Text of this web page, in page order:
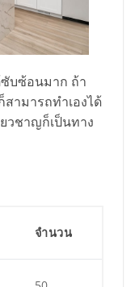
บซ้อนมาก ถ้า
ามารถทำเองได้
วชาญก็เป็นทาง
จำนวน